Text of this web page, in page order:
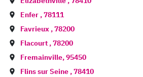
Enfer ,78111
Favrieux ,78200
Flacourt ,78200
Fremainville,95450
Flins sur Seine ,78410